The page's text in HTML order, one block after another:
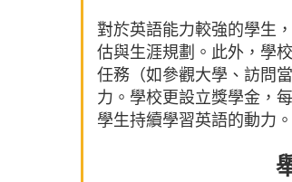
對於英語能力較強的學生
估與生涯規劃。此外，學
任務（如參觀大學、訪問
力。學校更設立獎學金，
學生持續學習英語的動力。